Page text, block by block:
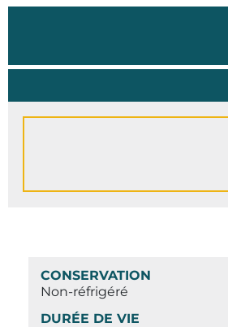
CONSERVATION
Non-réfrigéré
DURÉE DE VIE